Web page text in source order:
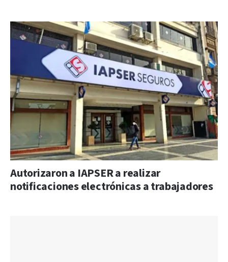
Autorizaron a IAPSER a realizar
notificaciones electrónicas a trabajadores